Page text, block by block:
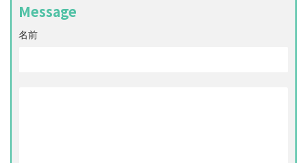
Message
名前